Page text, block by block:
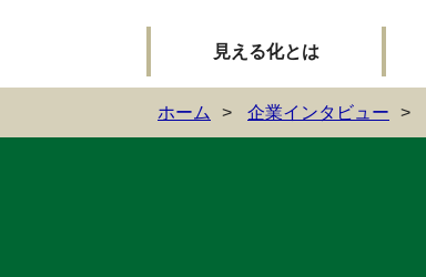
見える化とは
ホーム 企業インタビュー